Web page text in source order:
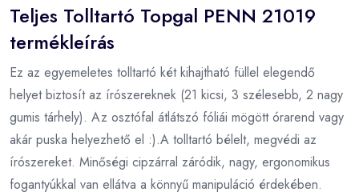
Teljes Tolltartó Topgal PENN 21019
termékleírás
Ez az egyemeletes tolltartó két kihajtható füllel elegendő
helyet biztosít az írószereknek (21 kicsi, 3 szélesebb, 2 nagy
gumis tárhely). Az osztófal átlátszó fóliái mögött órarend vagy
akár puska helyezhető el :).A tolltartó bélelt, megvédi az
írószereket. Minőségi cipzárral záródik, nagy, ergonomikus
fogantyúkkal van ellátva a könnyű manipuláció érdekében.